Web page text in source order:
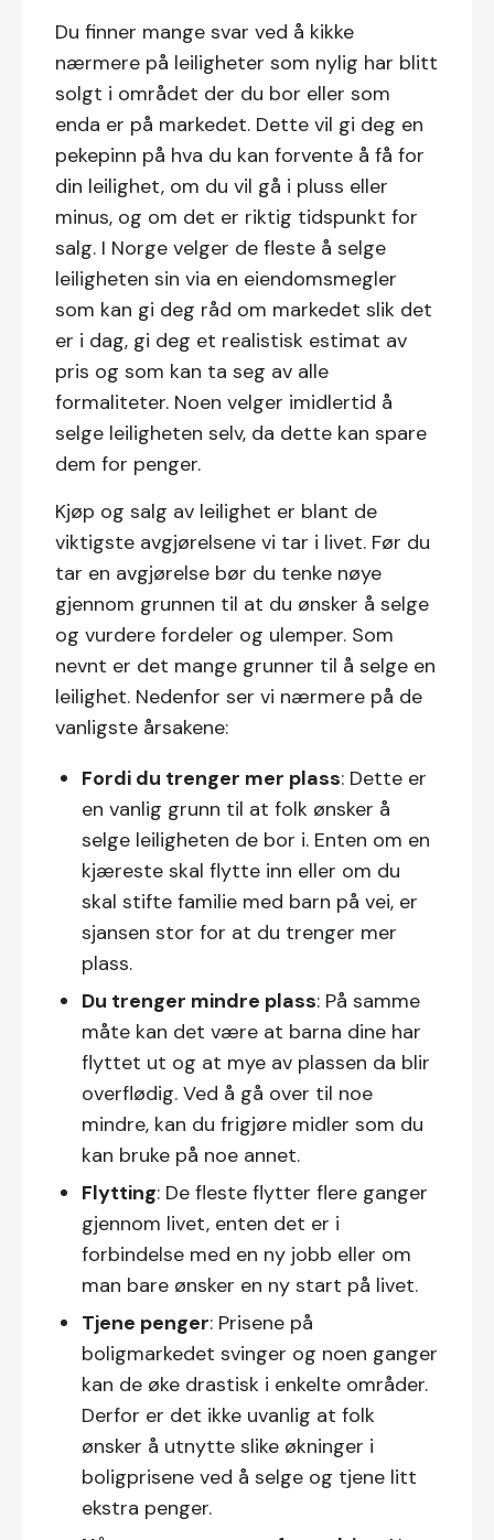
Du finner mange svar ved å kikke
nærmere på leiligheter som nylig har blitt
solgt i området der du bor eller som
enda er på markedet. Dette vil gi deg en
pekepinn på hva du kan forvente å få for
din leilighet, om du vil gå i pluss eller
minus, og om det er riktig tidspunkt for
salg. I Norge velger de fleste å selge
leiligheten sin via en eiendomsmegler
som kan gi deg råd om markedet slik det
er i dag, gi deg et realistisk estimat av
pris og som kan ta seg av alle
formaliteter. Noen velger imidlertid å
selge leiligheten selv, da dette kan spare
dem for penger.
Kjøp og salg av leilighet er blant de
viktigste avgjørelsene vi tar i livet. Før du
tar en avgjørelse bør du tenke nøye
gjennom grunnen til at du ønsker å selge
og vurdere fordeler og ulemper. Som
nevnt er det mange grunner til å selge en
leilighet. Nedenfor ser vi nærmere på de
vanligste årsakene:
Fordi du trenger mer plass: Dette er
en vanlig grunn til at folk ønsker å
selge leiligheten de bor i. Enten om en
kjæreste skal flytte inn eller om du
skal stifte familie med barn på vei, er
sjansen stor for at du trenger mer
plass.
Du trenger mindre plass: På samme
måte kan det være at barna dine har
flyttet ut og at mye av plassen da blir
overflødig. Ved å gå over til noe
mindre, kan du frigjøre midler som du
kan bruke på noe annet.
Flytting: De fleste flytter flere ganger
gjennom livet, enten det er i
forbindelse med en ny jobb eller om
man bare ønsker en ny start på livet.
Tjene penger: Prisene på
boligmarkedet svinger og noen ganger
kan de øke drastisk i enkelte områder.
Derfor er det ikke uvanlig at folk
ønsker å utnytte slike økninger i
boligprisene ved å selge og tjene litt
ekstra penger.